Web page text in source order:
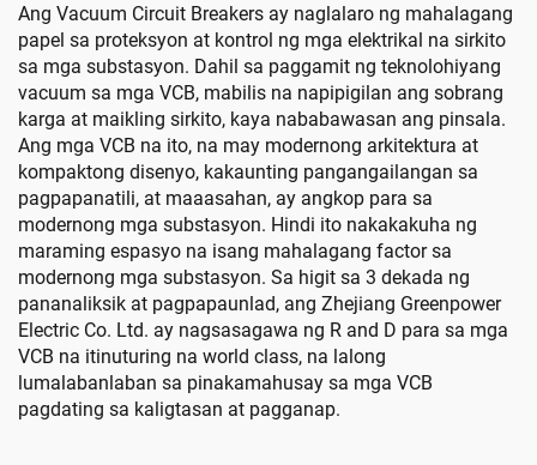
Ang Vacuum Circuit Breakers ay naglalaro ng mahalagang
papel sa proteksyon at kontrol ng mga elektrikal na sirkito
sa mga substasyon. Dahil sa paggamit ng teknolohiyang
vacuum sa mga VCB, mabilis na napipigilan ang sobrang
karga at maikling sirkito, kaya nababawasan ang pinsala.
Ang mga VCB na ito, na may modernong arkitektura at
kompaktong disenyo, kakaunting pangangailangan sa
pagpapanatili, at maaasahan, ay angkop para sa
modernong mga substasyon. Hindi ito nakakakuha ng
maraming espasyo na isang mahalagang factor sa
modernong mga substasyon. Sa higit sa 3 dekada ng
pananaliksik at pagpapaunlad, ang Zhejiang Greenpower
Electric Co. Ltd. ay nagsasagawa ng R and D para sa mga
VCB na itinuturing na world class, na lalong
lumalabanlaban sa pinakamahusay sa mga VCB
pagdating sa kaligtasan at pagganap.